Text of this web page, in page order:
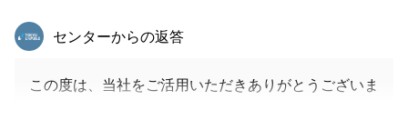
東急リバブル
センターからの返答
この度は、当社をご活用いただきありがとうございま